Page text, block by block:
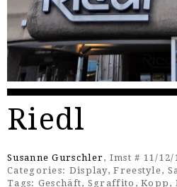
Riedl
Susanne Gurschler, Imst # 11/12/
Categories: Display,Freestyle,
Tags: Geschäft, Sgraffito ,Kopp ,